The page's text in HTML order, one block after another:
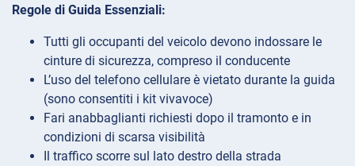
Regole di Guida Essenziali:
Tutti gli occupanti del veicolo devono indossare le
cinture di sicurezza, compreso il conducente
L’uso del telefono cellulare è vietato durante la guida
(sono consentiti i kit vivavoce)
Fari anabbaglianti richiesti dopo il tramonto e in
condizioni di scarsa visibilità
Il traffico scorre sul lato destro della strada